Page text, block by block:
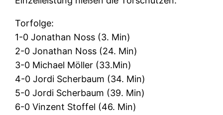
Torfolge:
1-0 Jonathan Noss (3. Min)
2-0 Jonathan Noss (24. Min)
3-0 Michael Möller (33.Min)
4-0 Jordi Scherbaum (34. Min)
5-0 Jordi Scherbaum (39. Min)
6-0 Vinzent Stoffel (46. Min)